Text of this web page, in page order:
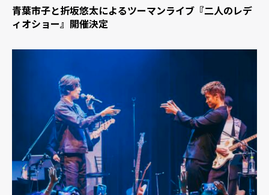
青葉市子と折坂悠太によるツーマンライブ『二人のレデ
ィオショー』開催決定